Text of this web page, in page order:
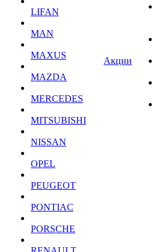
LIFAN
MAN
MAXUS
MAZDA
MERCEDES
MITSUBISHI
NISSAN
OPEL
PEUGEOT
PONTIAC
PORSCHE
Акции